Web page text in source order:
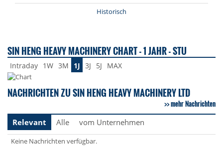
Historisch
SIN HENG HEAVY MACHINERY CHART - 1 JAHR - STU
Intraday 1W 3M 1J 3J 5J MAX
NACHRICHTEN ZU SIN HENG HEAVY MACHINERY LTD
mehr Nachrichten
Relevant
Alle vom Unternehmen
Keine Nachrichten verfügbar.